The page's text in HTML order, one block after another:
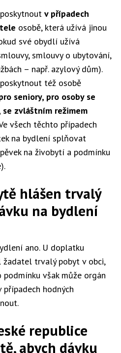
v případech
osobě, která užívá jinou
své obydlí užívá
smlouvy o ubytování,
– např. azylový dům).
též osobě
seniory, pro osoby se
zvláštním režimem
všech těchto případech
na bydlení splňovat
na živobytí a podmínku
hlášen trvalý
na bydlení
ano. U doplatku
žadatel trvalý pobyt v obci,
však může orgán
hodných
republice
abych dávku